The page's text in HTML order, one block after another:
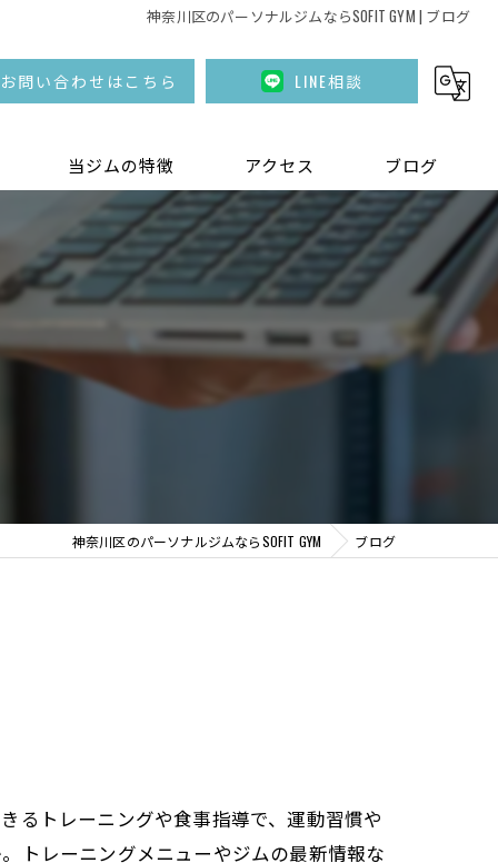
神奈川区のパーソナルジムならSOFIT GYM | ブログ
お問い合わせはこちら LINE相談
当ジムの特徴
女性
ダイエット
通いやすい
アクセス ブログ
神奈川区のパーソナルジムならSOFIT GYM ブログ
るトレーニングや食事指導で、運動習慣や
トレーニングメニューやジムの最新情報な